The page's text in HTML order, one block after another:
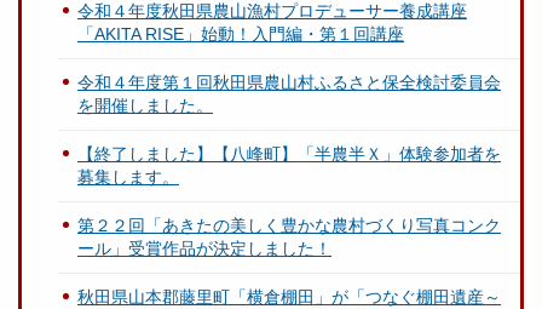
令和４年度秋田県農山漁村プロデューサー養成講座
「AKITA RISE」始動！入門編・第１回講座
令和４年度第１回秋田県農山村ふるさと保全検討委員会
を開催しました。
【終了しました】【八峰町】「半農半Ｘ」体験参加者を
募集します。
第２２回「あきたの美しく豊かな農村づくり写真コンク
ール」受賞作品が決定しました！
秋田県山本郡藤里町「横倉棚田」が「つなぐ棚田遺産～